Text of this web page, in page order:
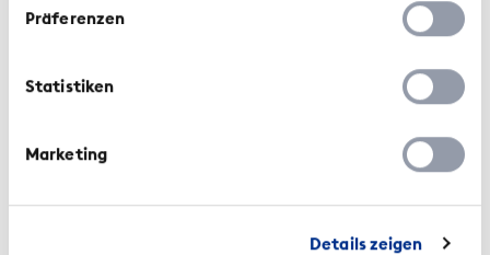
Präferenzen
Statistiken
Marketing
Details zeigen
Für eine konsequente
Missbrauchsbekämpfung